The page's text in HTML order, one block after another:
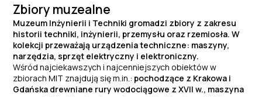
Zbiory muzealne
Muzeum Inżynierii i Techniki gromadzi zbiory z zakresu
historii techniki, inżynierii, przemysłu oraz rzemiosła. W
kolekcji przeważają urządzenia techniczne: maszyny,
narzędzia, sprzęt elektryczny i elektroniczny.
Wśród najciekawszych i najcenniejszych obiektów w
zbiorach MIT znajdują się m.in.: pochodzące z Krakowa i
Gdańska drewniane rury wodociągowe z XVII w., maszyna